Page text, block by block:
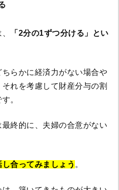
「2分の1ずつ分ける」とい
らかに経済力がない場合や
れを考慮して財産分与の割
。
終的に、夫婦の合意がない
合ってみましょう 。